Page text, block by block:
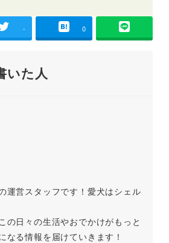
- 0
いた人
運営スタッフです！愛犬はシェル
の日々の生活やおでかけがもっと
なる情報を届けていきます！